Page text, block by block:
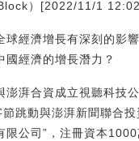
）[2022/11/1
球經濟增長有深刻的影
國經濟的增長潛力？
澎湃合資成立視聽科技
跳動與澎湃新聞聯合投
限公司”，注冊資本